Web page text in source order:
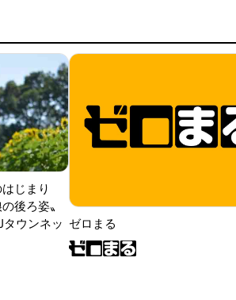
じまり
後ろ姿〟
ウンネッ ゼロまる